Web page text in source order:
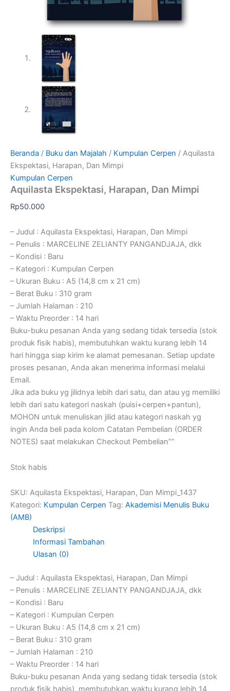
Beranda / Buku dan Majalah / Kumpulan Cerpen / Aquilasta
Ekspektasi, Harapan, Dan Mimpi
Kumpulan Cerpen
Aquilasta Ekspektasi, Harapan, Dan Mimpi
Rp50.000
– Judul : Aquilasta Ekspektasi, Harapan, Dan Mimpi
– Penulis : MARCELINE ZELIANTY PANGANDJAJA, dkk
– Kondisi : Baru
– Kategori : Kumpulan Cerpen
– Ukuran Buku : A5 (14,8 cm x 21 cm)
– Berat Buku : 310 gram
– Jumlah Halaman : 210
– Waktu Preorder : 14 hari
Buku-buku pesanan Anda yang sedang tidak tersedia (stok
produk fisik habis), membutuhkan waktu kurang lebih 14
hari hingga siap kirim ke alamat pemesanan. Setiap update
proses pesanan, Anda akan menerima informasi melalui
Email.
Jika ada buku yg jilidnya lebih dari satu, dan atau yg memiliki
lebih dari satu kategori naskah (puisi+cerpen+pantun),
MOHON untuk menuliskan jilid atau kategori naskah yg
ingin Anda beli pada kolom Catatan Pembelian (ORDER
NOTES) saat melakukan Checkout Pembelian””
Stok habis
SKU: Aquilasta Ekspektasi, Harapan, Dan Mimpi_1437
Kategori: Kumpulan Cerpen Tag: Akademisi Menulis Buku
(AMB)
Deskripsi
Informasi Tambahan
Ulasan (0)
– Judul : Aquilasta Ekspektasi, Harapan, Dan Mimpi
– Penulis : MARCELINE ZELIANTY PANGANDJAJA, dkk
– Kondisi : Baru
– Kategori : Kumpulan Cerpen
– Ukuran Buku : A5 (14,8 cm x 21 cm)
– Berat Buku : 310 gram
– Jumlah Halaman : 210
– Waktu Preorder : 14 hari
Buku-buku pesanan Anda yang sedang tidak tersedia (stok
produk fisik habis), membutuhkan waktu kurang lebih 14